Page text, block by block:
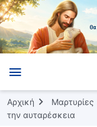
Αρχική Μαρτυρίες
την αυταρέσκεια